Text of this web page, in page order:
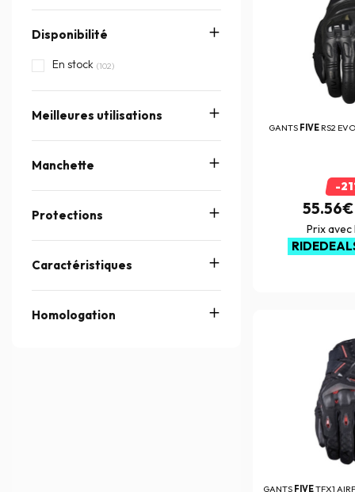
Disponibilité
En stock (102)
Meilleures utilisations
Manchette
Protections
Caractéristiques
Homologation
GANTS FIVE RS2
-
55.56€
Prix avec
GANTS FIVETFX1